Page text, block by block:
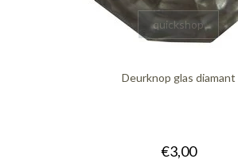
quickshop
Deurknop glas diamant
€3,00